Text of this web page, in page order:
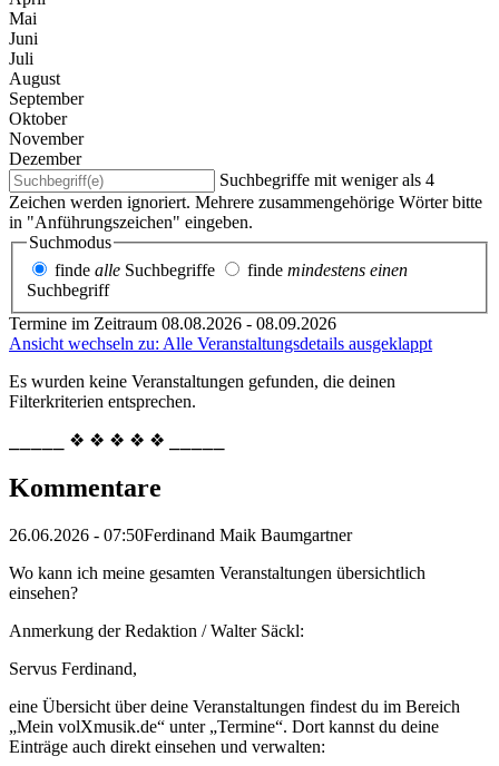
Mai
Juni
Juli
August
September
Oktober
November
Dezember
Suchbegriffe mit weniger als 4
Zeichen werden ignoriert. Mehrere zusammengehörige Wörter bitte
in "Anführungszeichen" eingeben.
Suchmodus
finde alle Suchbegriffe finde mindestens einen
Suchbegriff
Termine im Zeitraum 08.08.2026 - 08.09.2026
Ansicht wechseln zu: Alle Veranstaltungsdetails ausgeklappt
Es wurden keine Veranstaltungen gefunden, die deinen
Filterkriterien entsprechen.
⎯⎯⎯⎯⎯ ❖ ❖ ❖ ❖ ❖ ⎯⎯⎯⎯⎯
Kommentare
26.06.2026 - 07:50Ferdinand Maik Baumgartner
Wo kann ich meine gesamten Veranstaltungen übersichtlich
einsehen?
Anmerkung der Redaktion /Walter Säckl:
Servus Ferdinand,
eine Übersicht über deine Veranstaltungen findest du im Bereich
„Mein volXmusik.de“ unter „Termine“. Dort kannst du deine
Einträge auch direkt einsehen und verwalten: